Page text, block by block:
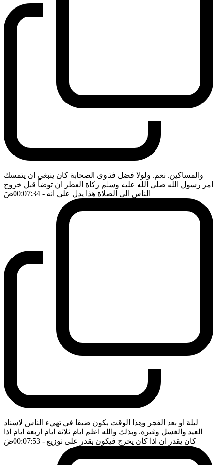
والمساكين. نعم. ولولا فضل فتاوى الصحابة كان ينبغي ان يتمسك
امر رسول الله صلى الله عليه وسلم زكاة الفطر ان توضأ قبل خروج
الناس الى الصلاة هذا يدل على انه - 00:07:34 ضَ
ليلة او بعد الفجر وهذا الوقت يكون ضيقا في تهيء الناس لاسناد
العيد والغسل وغيره. وبذلك والله اعلم ايام ثلاثة ايام اربعة ايام اذا
كان يقدر ان اذا كان يخرج فيكون يقدر على توزيع - 00:07:53 ضَ